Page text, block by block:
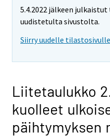
5.4.2022 jälkeen
uudistetulta sivustolta.
Siirry uudelle tilastosivulle
Liitetaulukko
kuolleet
päihtymyksen